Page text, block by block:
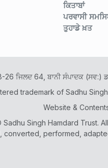
ਕਿਤਾਬਾਂ
ਪਰਵਾਸੀ
ਤੁਹਾਡੇ ਖ਼ਤ
26 ਜਿਲਦ 64, ਬਾਨੀ ਸੰਪਾਦਕ
trademark of Sadhu
Website &
Singh Hamdard
performed,